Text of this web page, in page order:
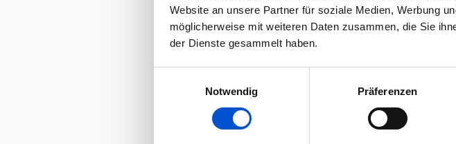
Website an unsere Partner für soziale Medien, Werbung
möglicherweise mit weiteren Daten zusammen, die Sie
der Dienste gesammelt haben.
Notwendig
Präferenzen